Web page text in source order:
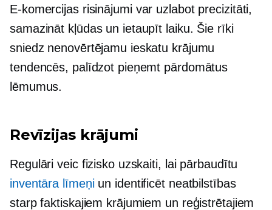
E-komercijasrisinājumi var uzlabot precizitāti,
samazināt kļūdas un ietaupīt laiku. Šie rīki
sniedz nenovērtējamu ieskatu krājumu
tendencēs, palīdzot pieņemt pārdomātus
lēmumus.
Revīzijas krājumi
Regulāri veic fizisko uzskaiti, lai pārbaudītu
inventāra līmeņiun identificēt neatbilstības
starp faktiskajiem krājumiem un reģistrētajiem